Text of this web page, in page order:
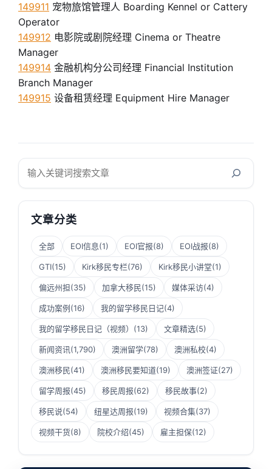
149911 宠物旅馆管理人 Boarding Kennel or Cattery
Operator
149912 电影院或剧院经理 Cinema or Theatre
Manager
149914 金融机构分公司经理 Financial Institution
Branch Manager
149915 设备租赁经理 Equipment Hire Manager
搜
文章分类
全部 EOI信息(1) EOI官报(8) EOI战报(8)
GTI(15) Kirk移民专栏(76) Kirk移民小讲堂(1)
偏远州担(35) 加拿大移民(15) 媒体采访(4)
成功案例(16) 我的留学移民日记(4)
我的留学移民日记（视频） (13) 文章精选(5)
新闻资讯(1,790) 澳洲留学(78) 澳洲私校(4)
澳洲移民(41) 澳洲移民要知道(19) 澳洲签证(27)
留学周报(45) 移民周报(62) 移民故事(2)
移民说(54) 纽星达周报(19) 视频合集(37)
视频干货(8) 院校介绍(45) 雇主担保(12)